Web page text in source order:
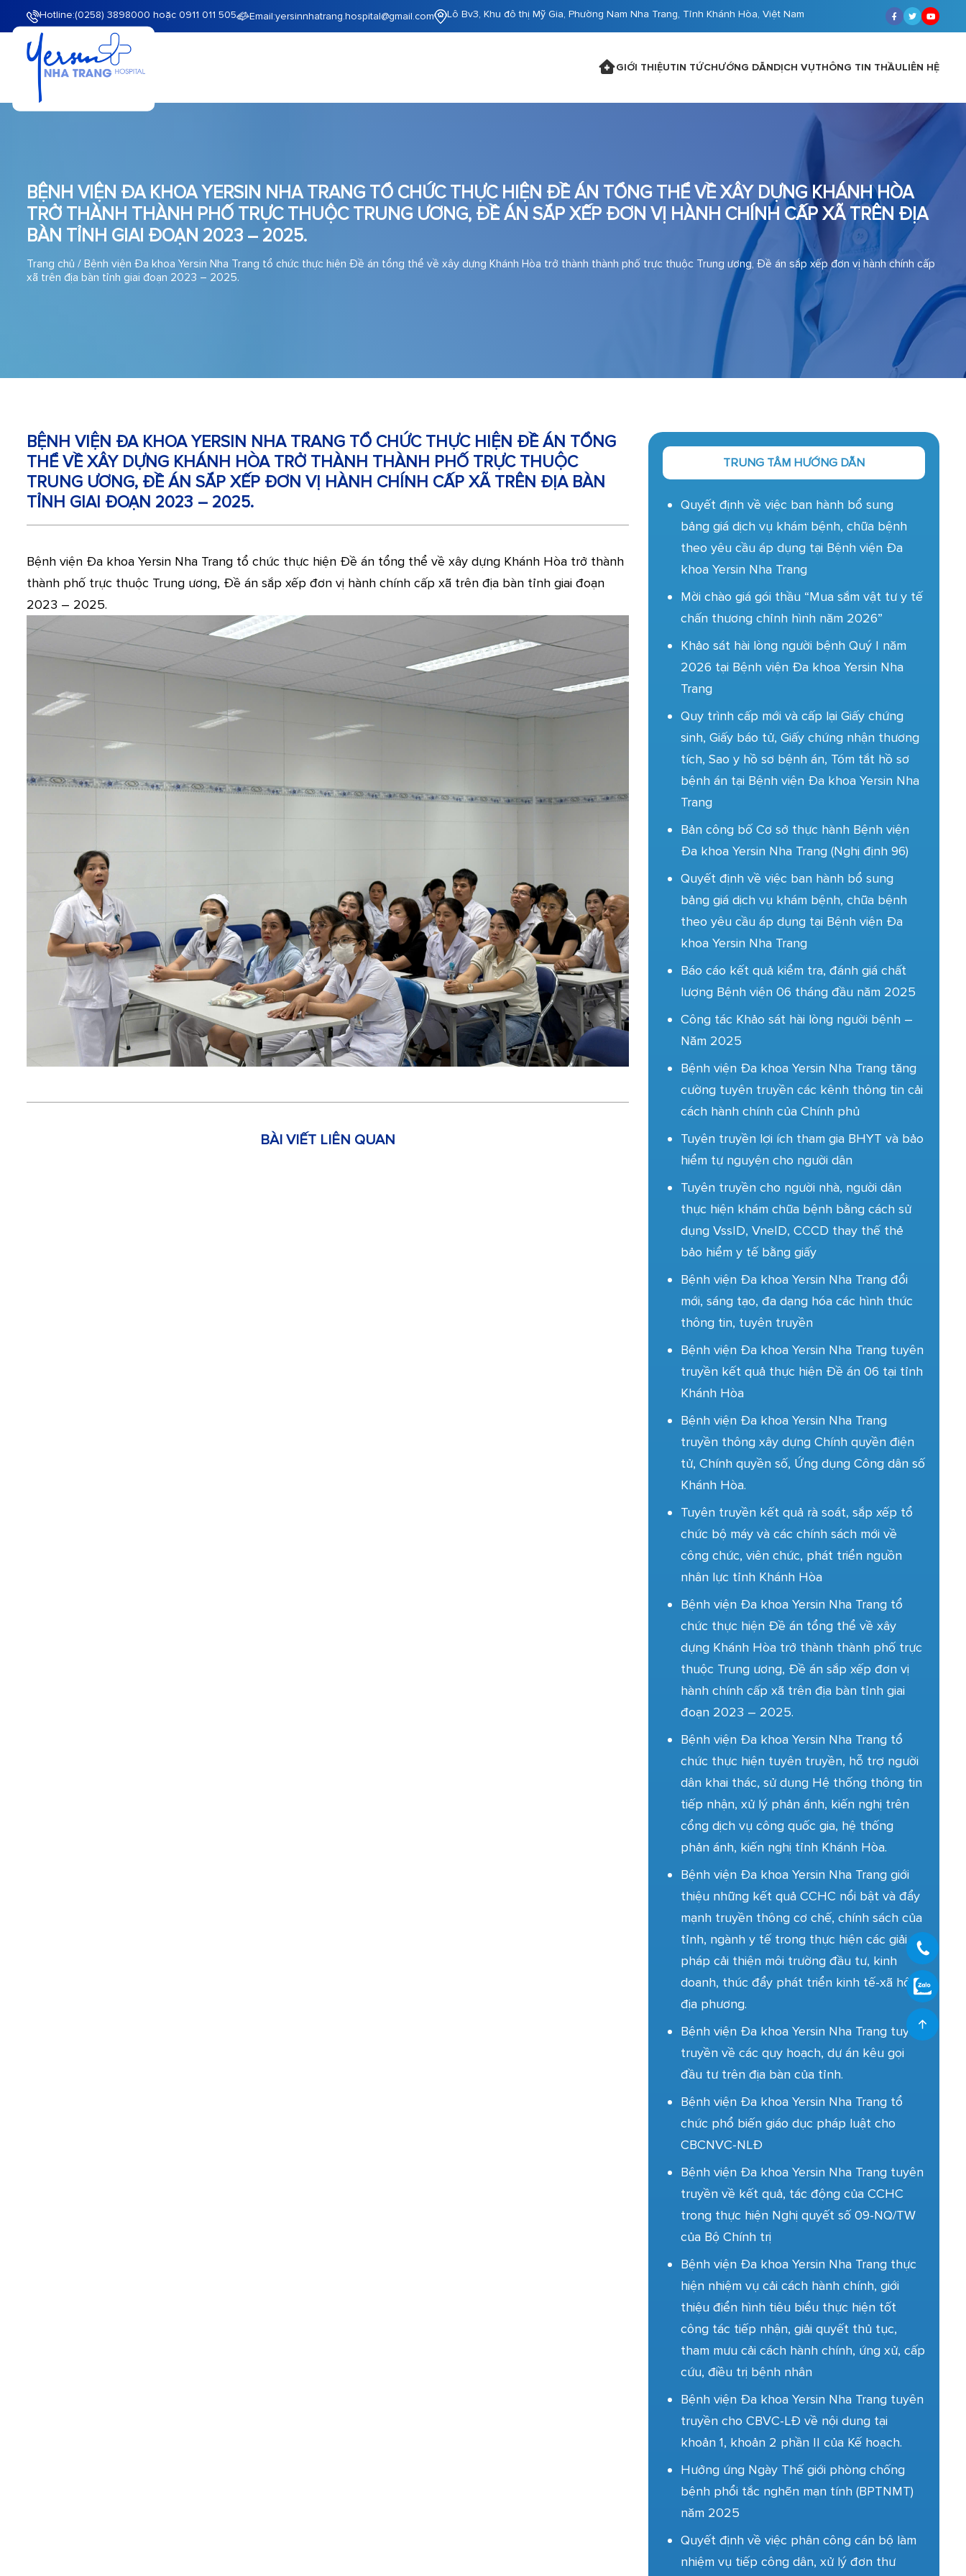
Hotline:(0258) 3898000 hoặc 0911 011 505 Email:yersinnhatrang.hospital@gmail.com Lô Bv3, Khu đô thị Mỹ Gia, Phường Nam Nha Trang, Tỉnh Khánh Hòa, Việt Nam
GIỚI THIỆUTIN TỨCHƯỚNG DẪNDỊCH VỤTHÔNG TIN THẦULIÊN HỆ
BỆNH VIỆN ĐA KHOA YERSIN NHA TRANG TỔ CHỨC THỰC HIỆN ĐỀ ÁN TỔNG THỂ VỀ XÂY DỰNG KHÁNH HÒA
TRỞ THÀNH THÀNH PHỐ TRỰC THUỘC TRUNG ƯƠNG, ĐỀ ÁN SẮP XẾP ĐƠN VỊ HÀNH CHÍNH CẤP XÃ TRÊN ĐỊA
BÀN TỈNH GIAI ĐOẠN 2023 – 2025.
Trang chủ / Bệnh viện Đa khoa Yersin Nha Trang tổ chức thực hiện Đề án tổng thể về xây dựng Khánh Hòa trở thành thành phố trực thuộc Trung ương, Đề án sắp xếp đơn vị hành chính cấp
xã trên địa bàn tỉnh giai đoạn 2023 – 2025.
BỆNH VIỆN ĐA KHOA YERSIN NHA TRANG TỔ CHỨC THỰC HIỆN ĐỀ ÁN TỔNG
THỂ VỀ XÂY DỰNG KHÁNH HÒA TRỞ THÀNH THÀNH PHỐ TRỰC THUỘC
TRUNG ƯƠNG, ĐỀ ÁN SẮP XẾP ĐƠN VỊ HÀNH CHÍNH CẤP XÃ TRÊN ĐỊA BÀN
TỈNH GIAI ĐOẠN 2023 – 2025.
Bệnh viện Đa khoa Yersin Nha Trang tổ chức thực hiện Đề án tổng thể về xây dựng Khánh Hòa trở thành
thành phố trực thuộc Trung ương, Đề án sắp xếp đơn vị hành chính cấp xã trên địa bàn tỉnh giai đoạn
2023 – 2025.
BÀI VIẾT LIÊN QUAN
TRUNG TÂM HƯỚNG DẪN
Quyết định về việc ban hành bổ sung
bảng giá dịch vụ khám bệnh, chữa bệnh
theo yêu cầu áp dụng tại Bệnh viện Đa
khoa Yersin Nha Trang
Mời chào giá gói thầu “Mua sắm vật tư y tế
chấn thương chỉnh hình năm 2026”
Khảo sát hài lòng người bệnh Quý I năm
2026 tại Bệnh viện Đa khoa Yersin Nha
Trang
Quy trình cấp mới và cấp lại Giấy chứng
sinh, Giấy báo tử, Giấy chứng nhận thương
tích, Sao y hồ sơ bệnh án, Tóm tắt hồ sơ
bệnh án tại Bệnh viện Đa khoa Yersin Nha
Trang
Bản công bố Cơ sở thực hành Bệnh viện
Đa khoa Yersin Nha Trang (Nghị định 96)
Quyết định về việc ban hành bổ sung
bảng giá dịch vụ khám bệnh, chữa bệnh
theo yêu cầu áp dụng tại Bệnh viện Đa
khoa Yersin Nha Trang
Báo cáo kết quả kiểm tra, đánh giá chất
lượng Bệnh viện 06 tháng đầu năm 2025
Công tác Khảo sát hài lòng người bệnh –
Năm 2025
Bệnh viện Đa khoa Yersin Nha Trang tăng
cường tuyên truyền các kênh thông tin cải
cách hành chính của Chính phủ
Tuyên truyền lợi ích tham gia BHYT và bảo
hiểm tự nguyện cho người dân
Tuyên truyền cho người nhà, người dân
thực hiện khám chữa bệnh bằng cách sử
dụng VssID, VneID, CCCD thay thế thẻ
bảo hiểm y tế bằng giấy
Bệnh viện Đa khoa Yersin Nha Trang đổi
mới, sáng tạo, đa dạng hóa các hình thức
thông tin, tuyên truyền
Bệnh viện Đa khoa Yersin Nha Trang tuyên
truyền kết quả thực hiện Đề án 06 tại tỉnh
Khánh Hòa
Bệnh viện Đa khoa Yersin Nha Trang
truyền thông xây dựng Chính quyền điện
tử, Chính quyền số, Ứng dụng Công dân số
Khánh Hòa.
Tuyên truyền kết quả rà soát, sắp xếp tổ
chức bộ máy và các chính sách mới về
công chức, viên chức, phát triển nguồn
nhân lực tỉnh Khánh Hòa
Bệnh viện Đa khoa Yersin Nha Trang tổ
chức thực hiện Đề án tổng thể về xây
dựng Khánh Hòa trở thành thành phố trực
thuộc Trung ương, Đề án sắp xếp đơn vị
hành chính cấp xã trên địa bàn tỉnh giai
đoạn 2023 – 2025.
Bệnh viện Đa khoa Yersin Nha Trang tổ
chức thực hiện tuyên truyền, hỗ trợ người
dân khai thác, sử dụng Hệ thống thông tin
tiếp nhận, xử lý phản ánh, kiến nghị trên
cổng dịch vụ công quốc gia, hệ thống
phản ánh, kiến nghị tỉnh Khánh Hòa.
Bệnh viện Đa khoa Yersin Nha Trang giới
thiệu những kết quả CCHC nổi bật và đẩy
mạnh truyền thông cơ chế, chính sách của
tỉnh, ngành y tế trong thực hiện các giải
pháp cải thiện môi trường đầu tư, kinh
doanh, thúc đẩy phát triển kinh tế-xã hội
địa phương.
Bệnh viện Đa khoa Yersin Nha Trang tuyên
truyền về các quy hoạch, dự án kêu gọi
đầu tư trên địa bàn của tỉnh.
Bệnh viện Đa khoa Yersin Nha Trang tổ
chức phổ biến giáo dục pháp luật cho
CBCNVC-NLĐ
Bệnh viện Đa khoa Yersin Nha Trang tuyên
truyền về kết quả, tác động của CCHC
trong thực hiện Nghị quyết số 09-NQ/TW
của Bộ Chính trị
Bệnh viện Đa khoa Yersin Nha Trang thực
hiện nhiệm vụ cải cách hành chính, giới
thiệu điển hình tiêu biểu thực hiện tốt
công tác tiếp nhận, giải quyết thủ tục,
tham mưu cải cách hành chính, ứng xử, cấp
cứu, điều trị bệnh nhân
Bệnh viện Đa khoa Yersin Nha Trang tuyên
truyền cho CBVC-LĐ về nội dung tại
khoản 1, khoản 2 phần II của Kế hoạch.
Hưởng ứng Ngày Thế giới phòng chống
bệnh phổi tắc nghẽn mạn tính (BPTNMT)
năm 2025
Quyết định về việc phân công cán bộ làm
nhiệm vụ tiếp công dân, xử lý đơn thư